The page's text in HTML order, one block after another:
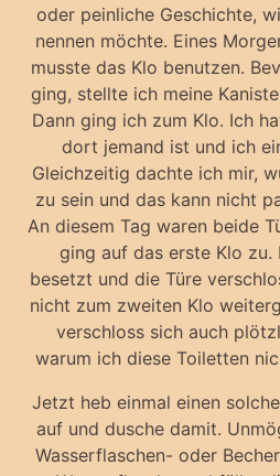
oder peinliche Geschichte,
nennen möchte. Eines
musste das Klo benutzen.
ging, stellte ich meine
Dann ging ich zum Klo. Ich
dort jemand ist und ich
Gleichzeitig dachte ich mir,
zu sein und das kann nicht
An diesem Tag waren beide
ging auf das erste Klo
besetzt und die Türe
nicht zum zweiten Klo
verschloss sich auch
warum ich diese Toiletten
Jetzt heb einmal einen
auf und dusche damit.
Wasserflaschen- oder